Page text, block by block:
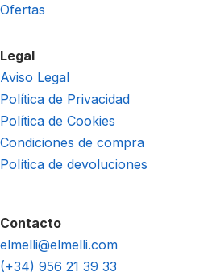
Ofertas
Legal
Aviso Legal
Política de Privacidad
Política de Cookies
Condiciones de compra
Política de devoluciones
Contacto
elmelli@elmelli.com
(+34) 956 21 39 33